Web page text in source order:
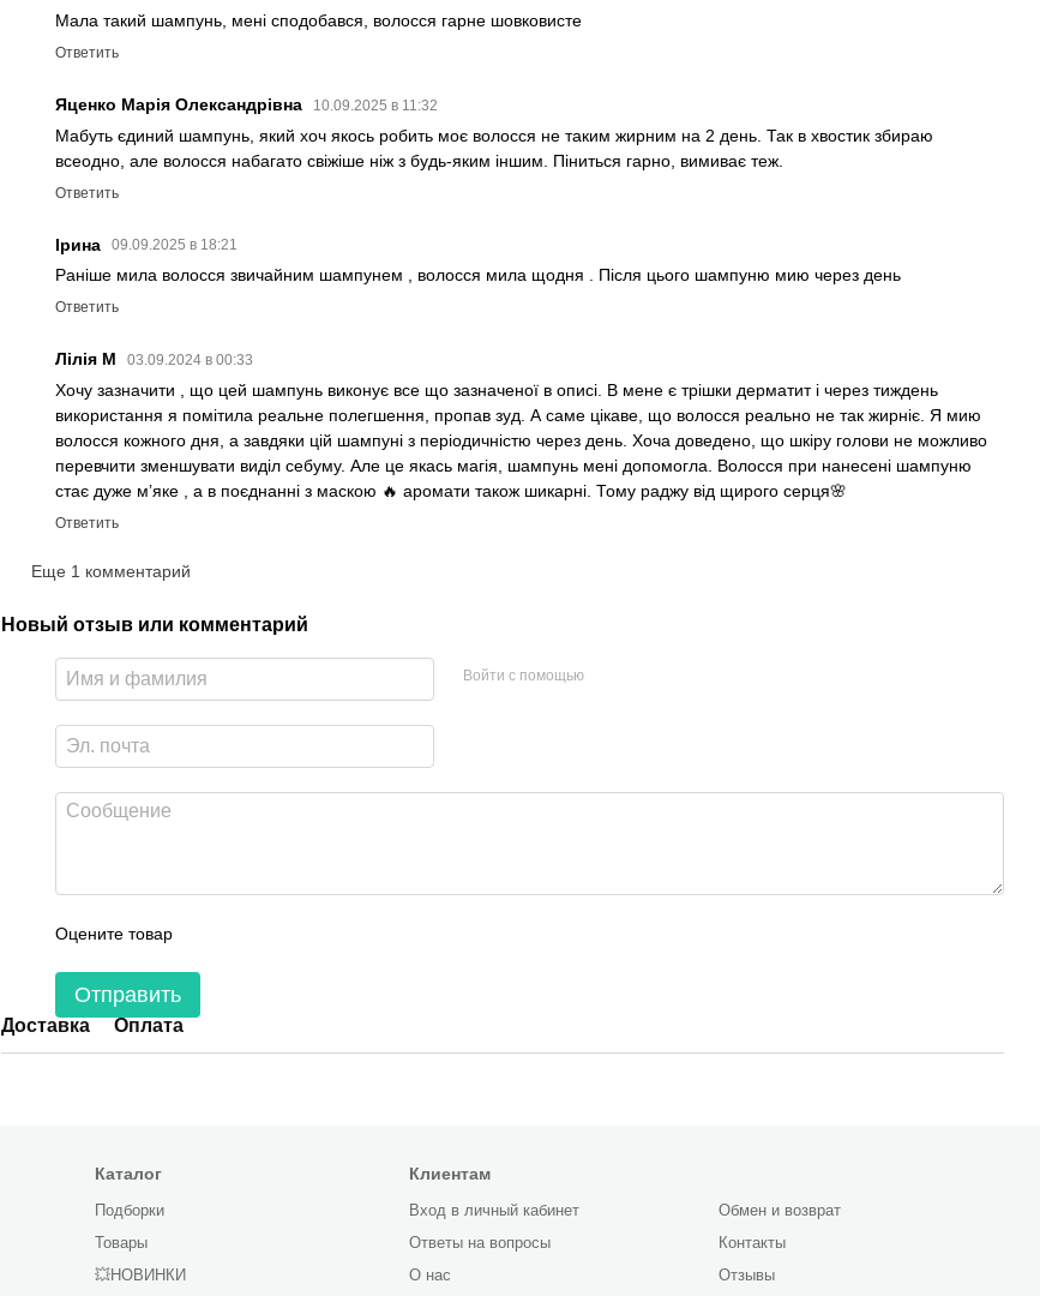
Мала такий шампунь, мені сподобався, волосся гарне шовковисте
Ответить
Яценко Марія Олександрівна 10.09.2025 в 11:32
Мабуть єдиний шампунь, який хоч якось робить моє волосся не таким жирним на 2 день. Так в хвостик збираю
всеодно, але волосся набагато свіжіше ніж з будь-яким іншим. Піниться гарно, вимиває теж.
Ответить
Ірина 09.09.2025 в 18:21
Раніше мила волосся звичайним шампунем , волосся мила щодня . Після цього шампуню мию через день
Ответить
Лілія М 03.09.2024 в 00:33
Хочу зазначити , що цей шампунь виконує все що зазначеної в описі. В мене є трішки дерматит і через тиждень
використання я помітила реальне полегшення, пропав зуд. А саме цікаве, що волосся реально не так жирніє. Я мию
волосся кожного дня, а завдяки цій шампуні з періодичністю через день. Хоча доведено, що шкіру голови не можливо
перевчити зменшувати виділ себуму. Але це якась магія, шампунь мені допомогла. Волосся при нанесені шампуню
стає дуже мʼяке , а в поєднанні з маскою 🔥 аромати також шикарні. Тому раджу від щирого серця🌸
Ответить
Еще 1 комментарий
Новый отзыв или комментарий
Войти с помощью
Оцените товар
Отправить
Доставка Оплата
Каталог
Подборки
Товары
💥НОВИНКИ
Клиентам
Вход в личный кабинет
Ответы на вопросы
О нас
Обмен и возврат
Контакты
Отзывы